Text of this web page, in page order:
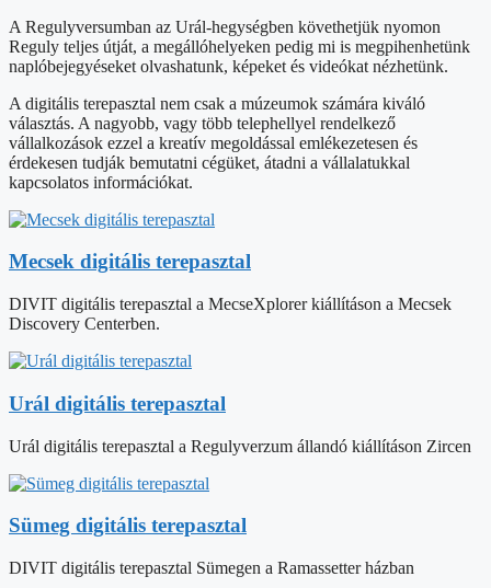
A Regulyversumban az Urál-hegységben követhetjük nyomon
Reguly teljes útját, a megállóhelyeken pedig mi is megpihenhetünk
naplóbejegyéseket olvashatunk, képeket és videókat nézhetünk.
A digitális terepasztal nem csak a múzeumok számára kiváló
választás. A nagyobb, vagy több telephellyel rendelkező
vállalkozások ezzel a kreatív megoldással emlékezetesen és
érdekesen tudják bemutatni cégüket, átadni a vállalatukkal
kapcsolatos információkat.
Mecsek digitális terepasztal
DIVIT digitális terepasztal a MecseXplorer kiállításon a Mecsek
Discovery Centerben.
Urál digitális terepasztal
Urál digitális terepasztal a Regulyverzum állandó kiállításon Zircen
Sümeg digitális terepasztal
DIVIT digitális terepasztal Sümegen a Ramassetter házban